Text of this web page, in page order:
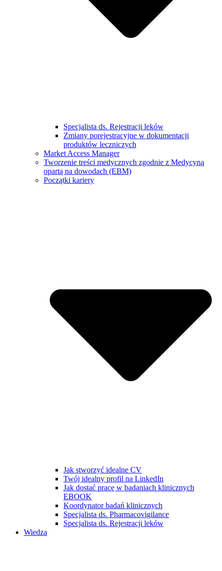
Specjalista ds. Rejestracji leków
Zmiany porejestracyjne w dokumentacji
produktów leczniczych
Market Access Manager
Tworzenie treści medycznych zgodnie z Medycyną
opartą na dowodach (EBM)
Początki kariery
Jak stworzyć idealne CV
Twój idealny profil na LinkedIn
Jak dostać pracę w badaniach klinicznych
EBOOK
Koordynator badań klinicznych
Specjalista ds. Pharmacovigilance
Specjalista ds. Rejestracji leków
Wiedza